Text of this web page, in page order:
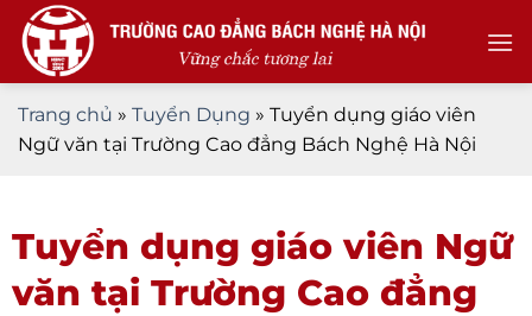
Skip
content
Trang chủ » Tuyển Dụng » Tuyển dụng giáo viên
Ngữ văn tại Trường Cao đẳng Bách Nghệ Hà Nội
Tuyển dụng giáo viên Ngữ
văn tại Trường Cao đẳng